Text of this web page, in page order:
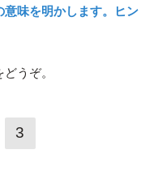
意味を明かします。ヒン
どうぞ。
3